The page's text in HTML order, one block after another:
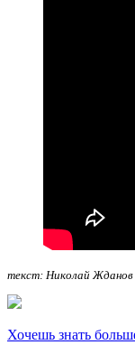
текст: Николай Жданов
Хочешь знать